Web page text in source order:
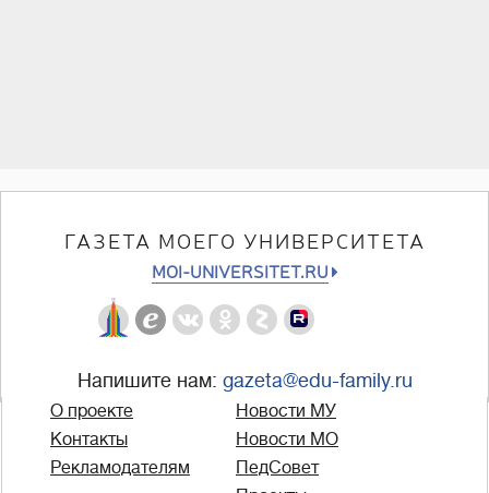
ГАЗЕТА МОЕГО УНИВЕРСИТЕТА
MOI-UNIVERSITET.RU
Напишите нам: gazeta@edu-family.ru
О проекте
Контакты
Рекламодателям
Новости МУ
Новости МО
ПедСовет